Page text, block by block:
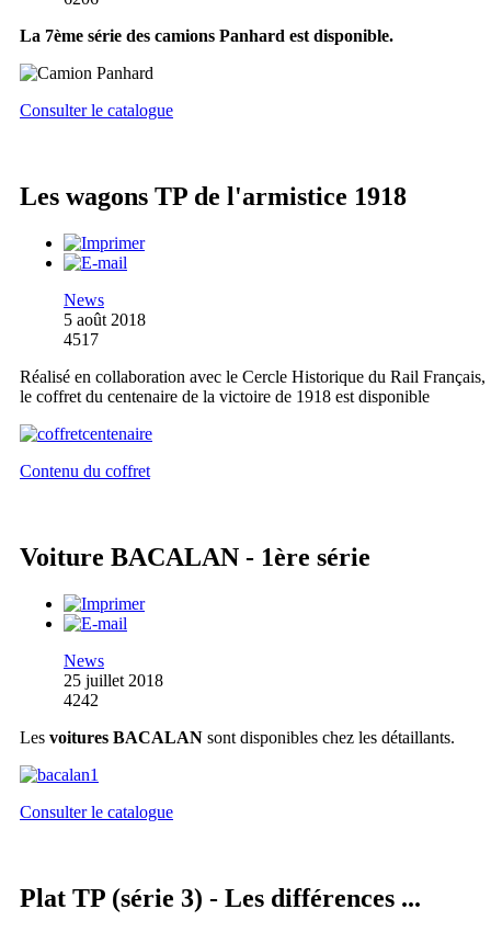
La 7ème série des camions Panhard est disponible.
Consulter le catalogue
Les wagons TP de l'armistice 1918
News
5 août 2018
4517
Réalisé en collaboration avec le Cercle Historique du Rail Français,
le coffret du centenaire de la victoire de 1918 est disponible
Contenu du coffret
Voiture BACALAN - 1ère série
News
25 juillet 2018
4242
Les voitures BACALAN sont disponibles chez les détaillants.
Consulter le catalogue
Plat TP (série 3) - Les différences ...